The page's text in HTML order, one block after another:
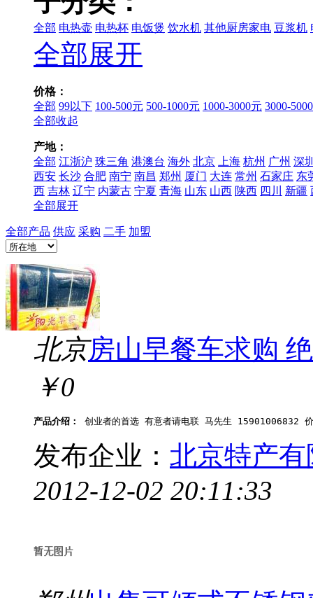
全部 电热壶 电热杯 电饭煲 饮水机 其他厨房家电 豆浆机
全部展开
价格：
全部 99以下 100-500元 500-1000元 1000-3000元 3000-
全部收起
产地：
全部 江浙沪 珠三角 港澳台 海外 北京 上海 杭州 广州 深
西安 长沙 合肥 南宁 南昌 郑州 厦门 大连 常州 石家庄 东
西 吉林 辽宁 内蒙古 宁夏 青海 山东 山西 陕西 四川 新疆
全部展开
全部产品 供应 采购 二手 加盟
北京房山早餐车求购
￥0
产品介绍： 创业者的首选 有意者请电联 马先生 15901006832
发布企业： 北京特产
2012-12-02 20:11:33